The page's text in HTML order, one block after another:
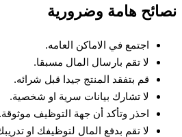
هامة وضرورية
اجتمع في الاماكن العامه.
لا تقم بارسال المال مسبقا.
قم بتفقد المنتج جيدا قبل شرائه.
لا تشارك بيانات سرية او شخصية.
احذر وتأكد أن جهة التوظيف موثوقة.
لا تقم بدفع المال لتوظيفك او تدريبك.